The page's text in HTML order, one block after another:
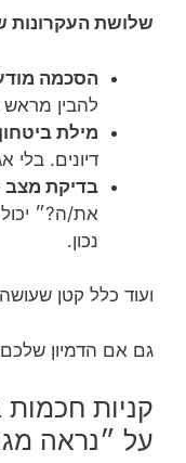
שלושת העקרונות
הסכמה
להבין
מילת ביטחון
דיונים. בלי
בדיקת מצב
את/ה?״
נכון.
ועוד כלל קטן
גם אם הדמיון שלכם
קניות חכמות
על ״נראה